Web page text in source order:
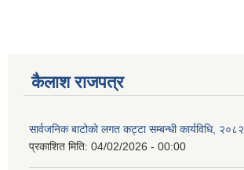
कैलाश राजपत्र
सार्वजनिक बाटोको लगत कट्टा सम्बन्धी कार्यविधि, २०८२
प्रकाशित मिति: 04/02/2026 - 00:00